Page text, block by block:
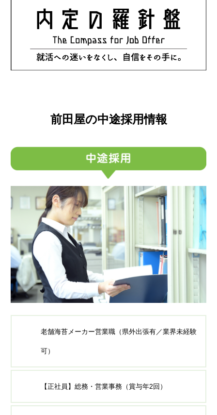
前田屋の中途採用情報
老舗海苔メーカー営業職（県外出張有／業界未経験
可）
【正社員】総務・営業事務（賞与年2回）